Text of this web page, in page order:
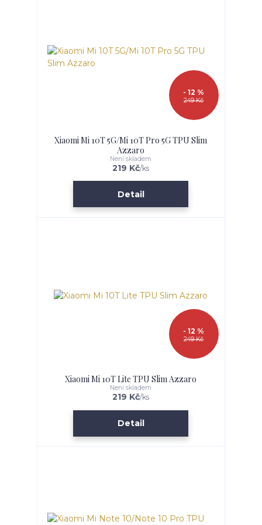
249 Kč
- 12 %
Xiaomi Mi 10T 5G/Mi 10T Pro 5G TPU Slim
Azzaro
219 Kč/ks
Není skladem
Detail
249 Kč
- 12 %
Xiaomi Mi 10T Lite TPU Slim Azzaro
219 Kč/ks
Není skladem
Detail